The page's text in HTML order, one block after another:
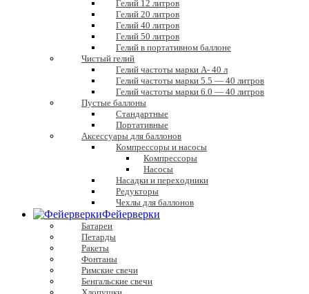
Гелий 12 литров
Гелий 20 литров
Гелий 40 литров
Гелий 50 литров
Гелий в портативном баллоне
Чистый гелий
Гелий частоты марки А- 40 л
Гелий частоты марки 5.5 — 40 литров
Гелий частоты марки 6.0 — 40 литров
Пустые баллоны
Стандартные
Портативные
Аксессуары для баллонов
Компрессоры и насосы
Компрессоры
Насосы
Насадки и переходники
Редукторы
Чехлы для баллонов
Фейерверки
Батареи
Петарды
Ракеты
Фонтаны
Римские свечи
Бенгальские свечи